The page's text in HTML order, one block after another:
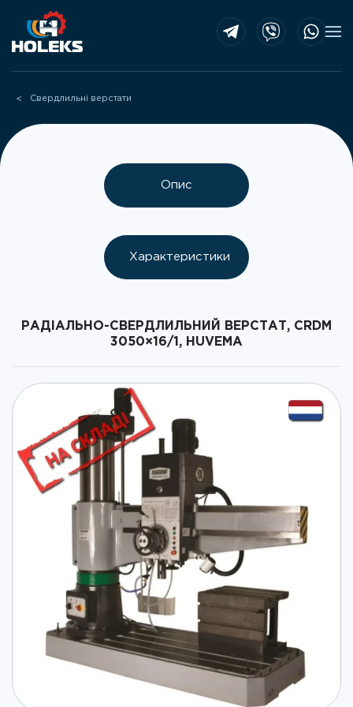
Skip to main content
Свердлильні верстати
Опис
Характеристики
РАДІАЛЬНО-СВЕРДЛИЛЬНИЙ ВЕРСТАТ, CRDM
3050×16/1, HUVEMA